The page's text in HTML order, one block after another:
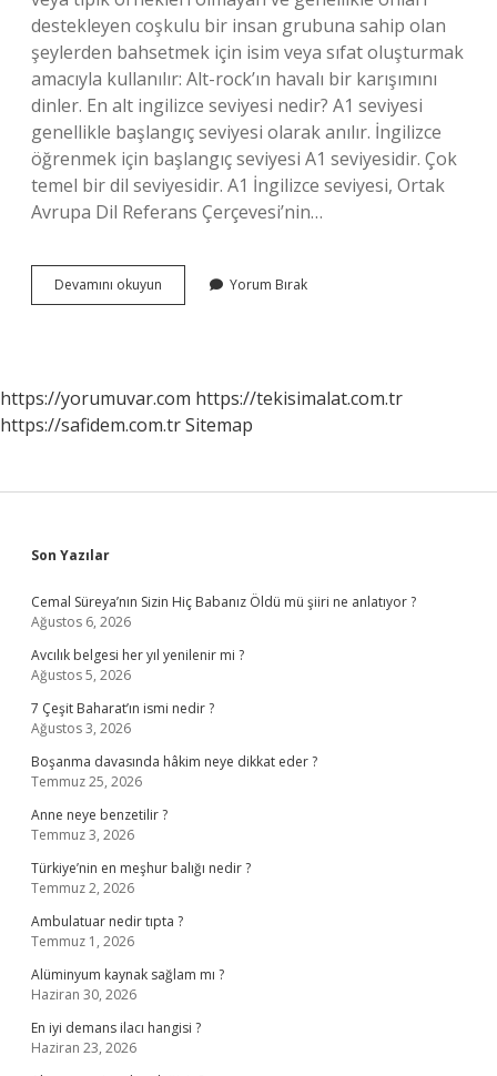
destekleyen coşkulu bir insan grubuna sahip olan
şeylerden bahsetmek için isim veya sıfat oluşturmak
amacıyla kullanılır: Alt-rock’ın havalı bir karışımını
dinler. En alt ingilizce seviyesi nedir? A1 seviyesi
genellikle başlangıç ​​seviyesi olarak anılır. İngilizce
öğrenmek için başlangıç ​​seviyesi A1 seviyesidir. Çok
temel bir dil seviyesidir. A1 İngilizce seviyesi, Ortak
Avrupa Dil Referans Çerçevesi’nin…
Devamını okuyun
Alta
Yorum Bırak
https://yorumuvar.com https://tekisimalat.com.tr
https://safidem.com.trSitemap
Sidebar
Son Yazılar
Cemal Süreya’nın Sizin Hiç Babanız Öldü mü şiiri ne anlatıyor ?
Ağustos 6, 2026
Avcılık belgesi her yıl yenilenir mi ?
Ağustos 5, 2026
7 Çeşit Baharat’ın ismi nedir ?
Ağustos 3, 2026
Boşanma davasında hâkim neye dikkat eder ?
Temmuz 25, 2026
Anne neye benzetilir ?
Temmuz 3, 2026
Türkiye’nin en meşhur balığı nedir ?
Temmuz 2, 2026
Ambulatuar nedir tıpta ?
Temmuz 1, 2026
Alüminyum kaynak sağlam mı ?
Haziran 30, 2026
En iyi demans ilacı hangisi ?
Haziran 23, 2026